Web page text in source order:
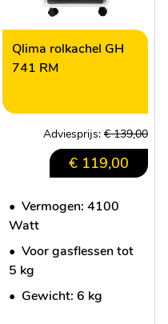
Qlima rolkachel GH
741 RM
Adviesprijs: € 139,00
€ 119,00
• Vermogen: 4100
Watt
• Voor gasflessen tot
5 kg
• Gewicht: 6 kg